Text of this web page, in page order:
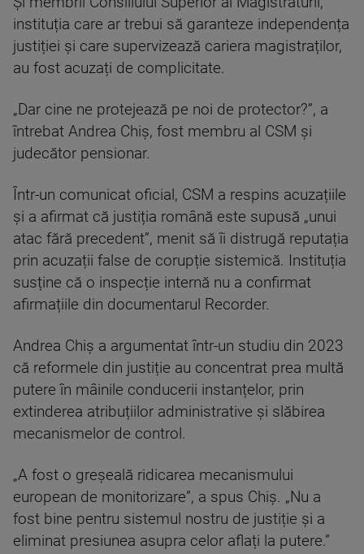
instituția care ar trebui să garanteze independența
justiției și care supervizează cariera magistraților,
au fost acuzați de complicitate.
„Dar cine ne protejează pe noi de protector?”, a
întrebat Andrea Chiș, fost membru al CSM și
judecător pensionar.
Într-un comunicat oficial, CSM a respins acuzațiile
și a afirmat că justiția română este supusă „unui
atac fără precedent”, menit să îi distrugă reputația
prin acuzații false de corupție sistemică. Instituția
susține că o inspecție internă nu a confirmat
afirmațiile din documentarul Recorder.
Andrea Chiș a argumentat într-un studiu din 2023
că reformele din justiție au concentrat prea multă
putere în mâinile conducerii instanțelor, prin
extinderea atribuțiilor administrative și slăbirea
mecanismelor de control.
„A fost o greșeală ridicarea mecanismului
european de monitorizare”, a spus Chiș. „Nu a
fost bine pentru sistemul nostru de justiție și a
eliminat presiunea asupra celor aflați la putere.”